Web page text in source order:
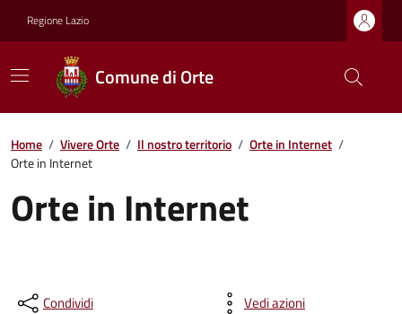
Regione Lazio
Comune di Orte
Home / Vivere Orte / Il nostro territorio / Orte in Internet /
Orte in Internet
Orte in Internet
Condividi Vedi azioni